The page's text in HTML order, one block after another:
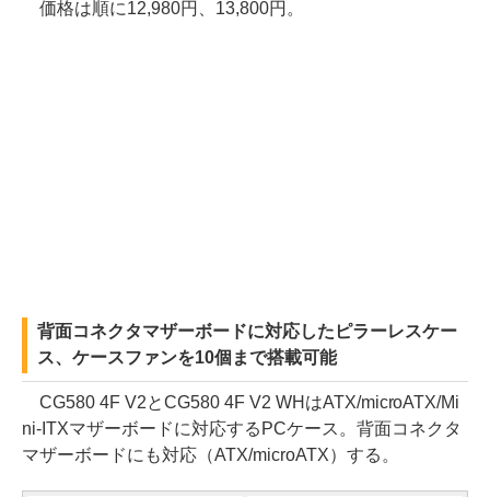
価格は順に12,980円、13,800円。
背面コネクタマザーボードに対応したピラーレスケー
ス、ケースファンを10個まで搭載可能
CG580 4F V2とCG580 4F V2 WHはATX/microATX/Mi
ni-ITXマザーボードに対応するPCケース。背面コネクタ
マザーボードにも対応（ATX/microATX）する。